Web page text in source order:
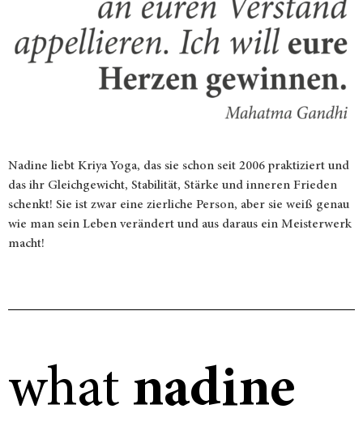
Nadine liebt Kriya Yoga, das sie schon seit 2006 praktiziert und
das ihr Gleichgewicht, Stabilität, Stärke und inneren Frieden
schenkt! Sie ist zwar eine zierliche Person, aber sie weiß genau
wie man sein Leben verändert und aus daraus ein Meisterwerk
macht!
what nadine